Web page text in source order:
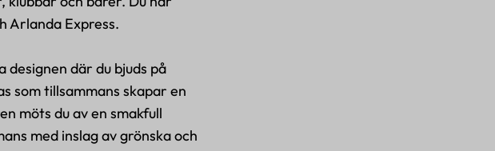
Arlanda Express.
där du bjuds på
som tillsammans skapar en
möts du av en smakfull
med inslag av grönska och